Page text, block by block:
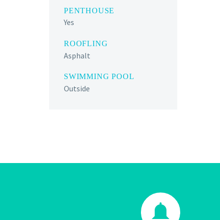
PENTHOUSE
Yes
ROOFLING
Asphalt
SWIMMING POOL
Outside

